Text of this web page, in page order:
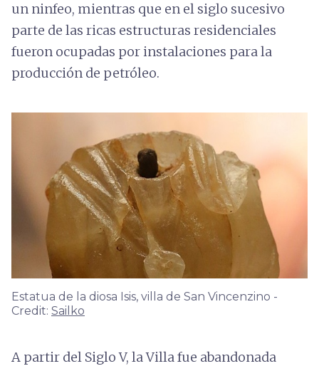
un ninfeo, mientras que en el siglo sucesivo
parte de las ricas estructuras residenciales
fueron ocupadas por instalaciones para la
producción de petróleo.
Estatua de la diosa Isis, villa de San Vincenzino -
Credit: Sailko
A partir del Siglo V, la Villa fue abandonada